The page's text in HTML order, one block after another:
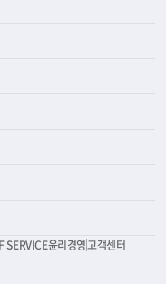
SERVICE윤리경영고객센터